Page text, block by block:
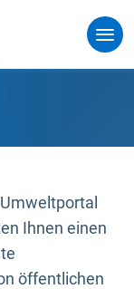
Ihnen einen
öffentlichen